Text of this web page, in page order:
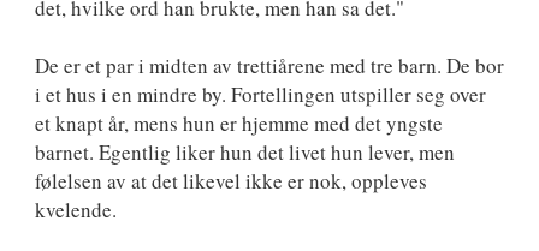
det, hvilke ord han brukte, men han sa det."
De er et par i midten av trettiårene med tre barn. De bor
i et hus i en mindre by. Fortellingen utspiller seg over
et knapt år, mens hun er hjemme med det yngste
barnet. Egentlig liker hun det livet hun lever, men
følelsen av at det likevel ikke er nok, oppleves
kvelende.